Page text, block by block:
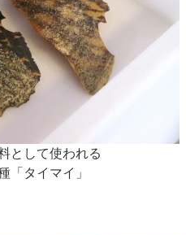
として使われる
「タイマイ」